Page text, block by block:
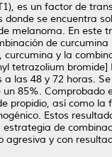
es un factor de
se encuentra
melanoma. En este
de
curcumina y la
tetrazolium
a las 48 y 72 horas.
85%.
propidio, así como
Estos
estrategia de
y con